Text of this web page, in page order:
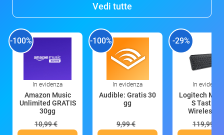
Vedi tutte
-100%
In evidenza
Amazon Music
Unlimited GRATIS
30gg
10,99 €
-100%
In evidenza
Audible: Gratis 30
gg
9,99 €
-29%
In evidenza
Logitech MX
S Tastiera
Wireless
119,99 €